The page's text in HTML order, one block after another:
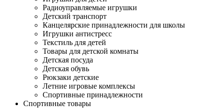
Радиоуправляемые игрушки
Детский транспорт
Канцелярские принадлежности для школы
Игрушки антистресс
Текстиль для детей
Товары для детской комнаты
Детская посуда
Детская обувь
Рюкзаки детские
Летние игровые комплексы
Спортивные принадлежности
Спортивные товары